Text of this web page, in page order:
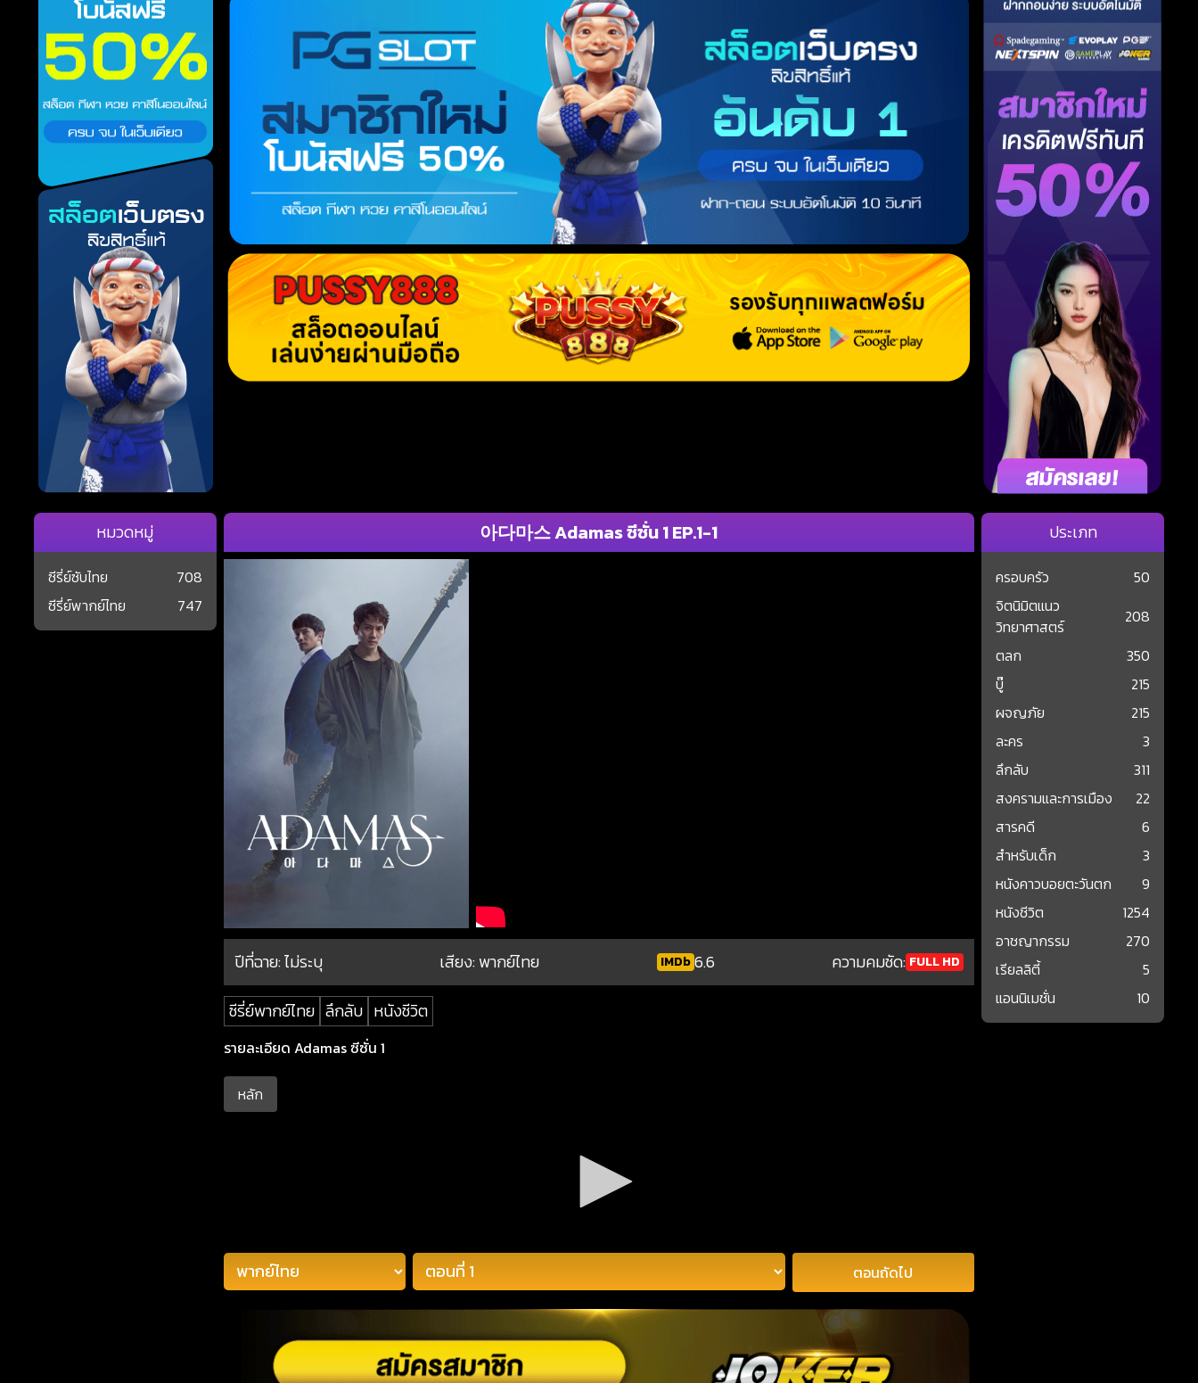
아다마스 Adamas ซีซั่น 1 EP.1-1
ปีที่ฉาย:ไม่ระบุ เสียง: พากย์ไทย IMDb6.6 ความคมชัด: FULL HD
ซีรี่ย์พากย์ไทย ลึกลับ หนังชีวิต
รายละเอียด Adamas ซีซั่น 1
หลัก
ตอนถัดไป
หมวดหมู่
ซีรี่ย์ซับไทย
708
ซีรี่ย์พากย์ไทย
747
ประเภท
ครอบครัว
50
จิตนิมิตแนว
วิทยาศาสตร์
208
ตลก
350
บู๊
215
ผจญภัย
215
ละคร
3
ลึกลับ
311
สงครามและการเมือง
22
สารคดี
6
สำหรับเด็ก
3
หนังคาวบอยตะวันตก
9
หนังชีวิต
1254
อาชญากรรม
270
เรียลลิตี้
5
แอนนิเมชั่น
10